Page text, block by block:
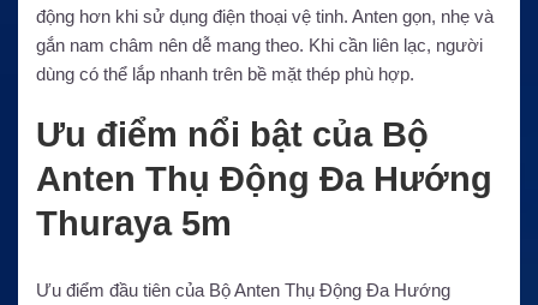
động hơn khi sử dụng điện thoại vệ tinh. Anten gọn, nhẹ và
gắn nam châm nên dễ mang theo. Khi cần liên lạc, người
dùng có thể lắp nhanh trên bề mặt thép phù hợp.
Ưu điểm nổi bật của Bộ
Anten Thụ Động Đa Hướng
Thuraya 5m
Ưu điểm đầu tiên của Bộ Anten Thụ Động Đa Hướng